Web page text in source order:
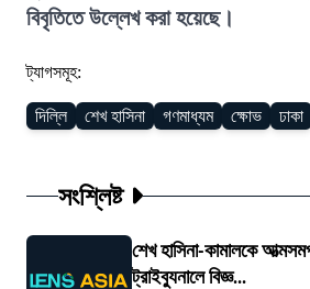
বিবৃতিতে উল্লেখ করা হয়েছে।
ট্যাগসমূহ:
দিল্লি শেখ হাসিনা গণমাধ্যম ক্ষোভ ঢাকা
সংশ্লিষ্ট
শেখ হাসিনা-কামালকে
ট্রাইব্যুনালে বিজ্ঞ...